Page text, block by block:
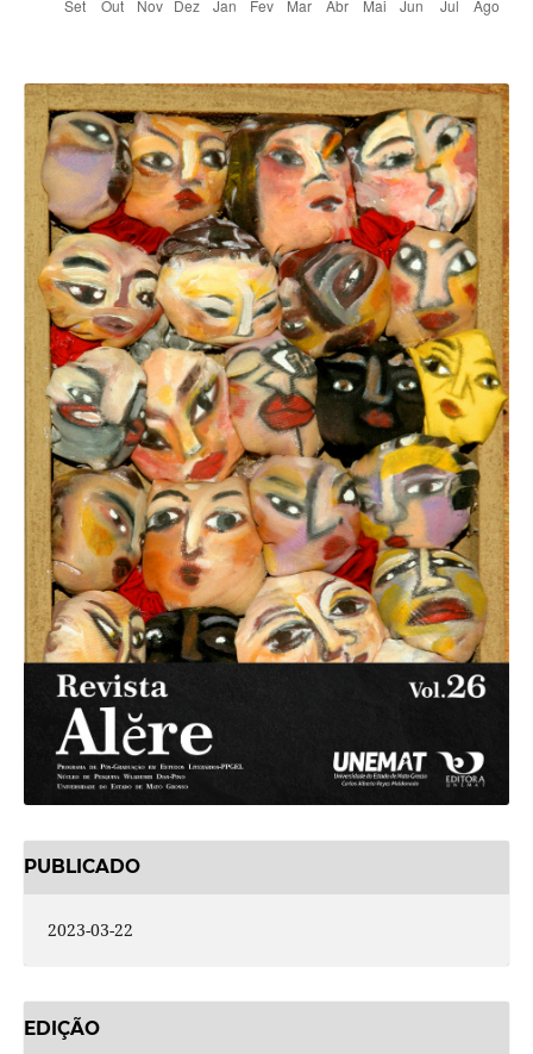
PUBLICADO
2023-03-22
EDIÇÃO